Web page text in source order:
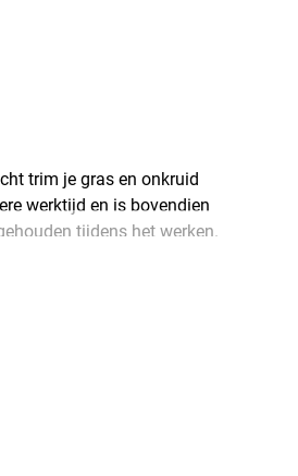
trim je gras en onkruid
werktijd en is bovendien
tijdens het werken.
er dan weer voor dat je